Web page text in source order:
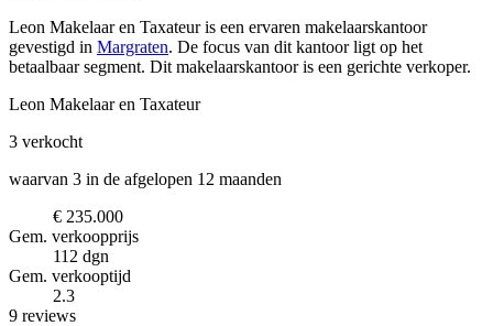
Leon Makelaar en Taxateur is een ervaren makelaarskantoor
gevestigd in Margraten. De focus van dit kantoor ligt op het
betaalbaar segment. Dit makelaarskantoor is een gerichte verkoper.
Leon Makelaar en Taxateur
3 verkocht
waarvan 3 in de afgelopen 12 maanden
€ 235.000
Gem. verkoopprijs
112 dgn
Gem. verkooptijd
2.3
9 reviews